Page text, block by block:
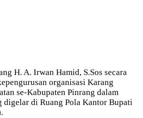
H. A. Irwan Hamid, S.Sos secara
organisasi Karang
se-Kabupaten Pinrang dalam
digelar di Ruang Pola Kantor Bupati